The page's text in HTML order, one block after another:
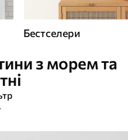
Бестселери
з морем та